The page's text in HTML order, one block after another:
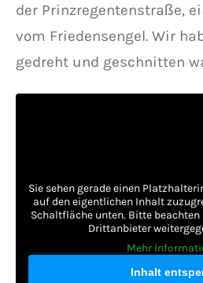
der Prinzregentenstraße,
vom Friedensengel. Wir
gedreht und geschnitten
Sie sehen gerade einen
auf den eigentlichen Inhalt
Schaltfläche unten. Bitte beachten
Drittanbieter
Mehr
Inhalt